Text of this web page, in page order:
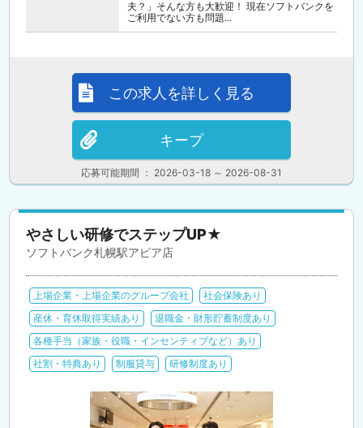
夫？」そんな方も大歓迎！ 現在ソフトバンクを
ご利用でない方も問題...
応募可能期間 ： 2026-03-18 ～ 2026-08-31
この求人を詳しく見る
キープ
やさしい研修でステップUP★
ソフトバンク札幌駅アピア店
上場企業・上場企業のグループ会社
社会保険あり
産休・育休取得実績あり
退職金・財形貯蓄制度あり
各種手当（家族・役職・インセンティブなど）あり
社割・特典あり
制服貸与 研修制度あり